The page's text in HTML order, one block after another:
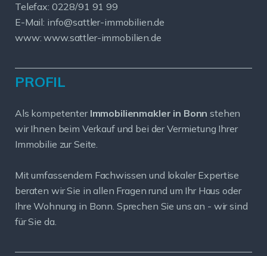
Telefax: 0228/91 91 99
E-Mail: info@sattler-immobilien.de
www: www.sattler-immobilien.de
PROFIL
Als kompetenter Immobilienmakler in Bonn stehen
wir Ihnen beim Verkauf und bei der Vermietung Ihrer
Immobilie zur Seite.
Mit umfassendem Fachwissen und lokaler Expertise
beraten wir Sie in allen Fragen rund um Ihr Haus oder
Ihre Wohnung in Bonn. Sprechen Sie uns an - wir sind
für Sie da.